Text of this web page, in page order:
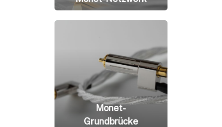
Monet-
Grundbrücke